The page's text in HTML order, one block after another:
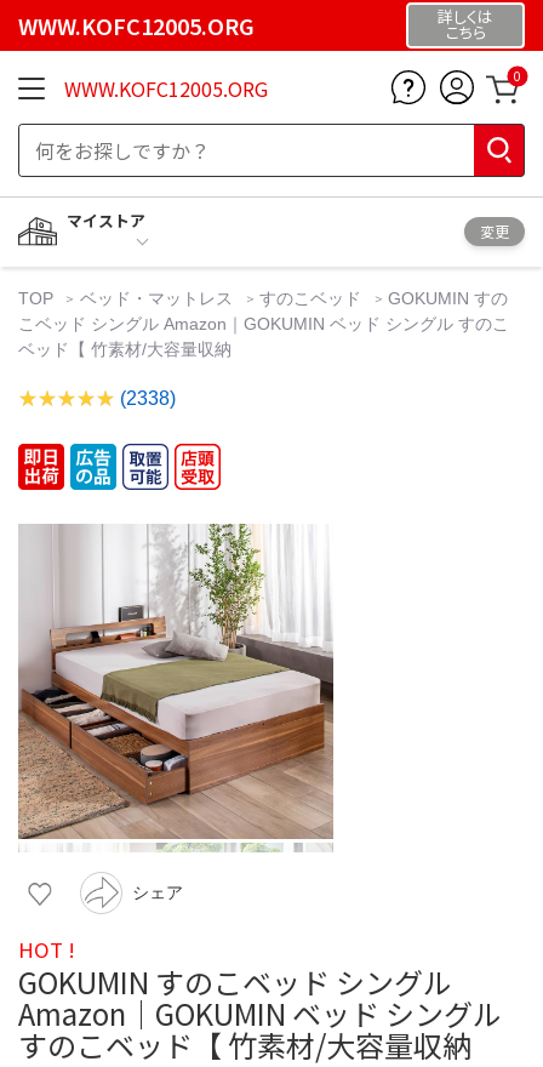
WWW.KOFC12005.ORG 詳しくは
こちら
WWW.KOFC12005.ORG 0
マイストア
変更
TOP ベッド・マットレス すのこベッド
GOKUMIN すの
こベッド シングル Amazon｜GOKUMIN ベッド シングル すのこ
ベッド【 竹素材/大容量収納
(2338)
シェア
HOT !
GOKUMIN すのこベッド シングル
Amazon｜GOKUMIN ベッド シングル
すのこベッド【 竹素材/大容量収納